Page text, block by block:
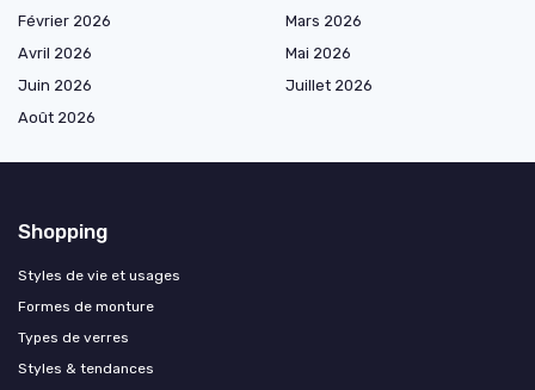
Février 2026
Mars 2026
Avril 2026
Mai 2026
Juin 2026
Juillet 2026
Août 2026
Shopping
Styles de vie et usages
Formes de monture
Types de verres
Styles & tendances